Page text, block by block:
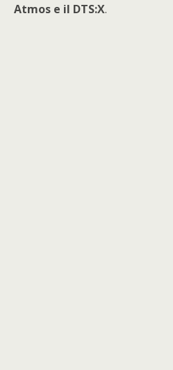
Atmos e il DTS:X.